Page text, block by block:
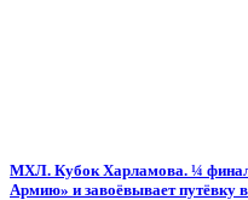
МХЛ. Кубок Харламова. ¼
Армию» и завоёвывает путёвку